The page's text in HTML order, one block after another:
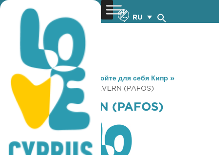
RU
You are here: Home »Откройте для себя Кипр »
Gastronomy
» MANDRA TAVERN (PAFOS)
MANDRA TAVERN (PAFOS)